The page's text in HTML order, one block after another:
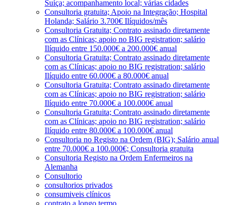
Suíça; acompanhamento local; várias cidades
Consultoria gratuita; Apoio na Integração; Hospital
Holanda; Salário 3.700€ Ilíquidos/mês
Consultoria Gratuita; Contrato assinado diretamente
com as Clínicas; apoio no BIG registration; salário
Ilíquido entre 150.000€ a 200.000€ anual
Consultoria Gratuita; Contrato assinado diretamente
com as Clínicas; apoio no BIG registration; salário
Ilíquido entre 60.000€ a 80.000€ anual
Consultoria Gratuita; Contrato assinado diretamente
com as Clínicas; apoio no BIG registration; salário
Ilíquido entre 70.000€ a 100.000€ anual
Consultoria Gratuita; Contrato assinado diretamente
com as Clínicas; apoio no BIG registration; salário
Ilíquido entre 80.000€ a 100.000€ anual
Consultoria no Registo na Ordem (BIG); Salário anual
entre 70.000€ a 100.000€; Consultoria gratuita
Consultoria Registo na Ordem Enfermeiros na
Alemanha
Consultorio
consultorios privados
consumiveis clínicos
contrato a longo termo